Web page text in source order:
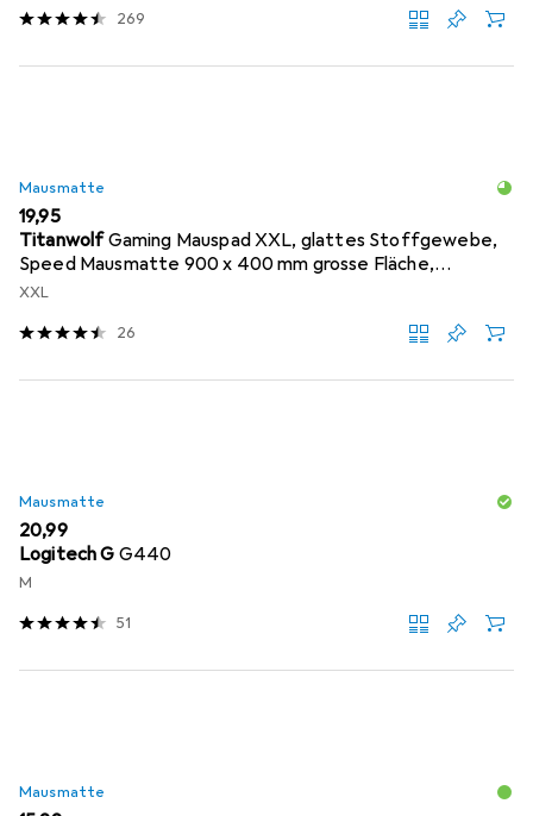
269
Mausmatte
EUR
19,95
TitanwolfGaming Mauspad XXL, glattes Stoffgewebe,
Speed Mausmatte 900 x 400 mm grosse Fläche,
Topography
XXL
26
Mausmatte
EUR
20,99
Logitech G G440
M
51
Mausmatte